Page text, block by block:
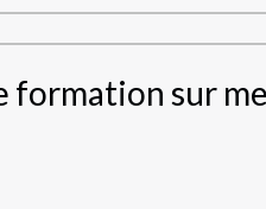
formation sur